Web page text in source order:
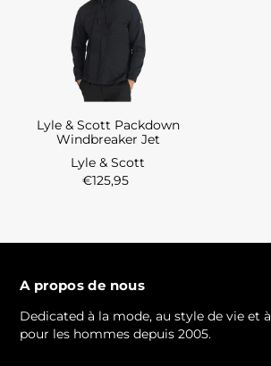
Lyle & Scott Packdown
Windbreaker Jet
Lyle & Scott
€125,95
A propos de nous
Dedicated à la mode, au style de vie et à
pour les hommes depuis 2005.